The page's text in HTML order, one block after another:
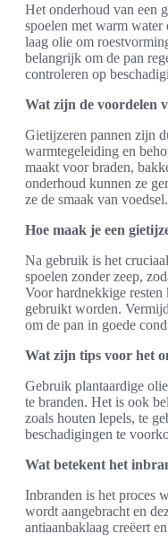
Het onderhoud van een
spoelen met warm water
laag olie om
belangrijk om de pan
controleren op
Wat zijn de voordelen
Gietijzeren pannen zijn
warmtegeleiding en
maakt voor braden,
onderhoud kunnen ze
ze de smaak van voedsel.
Hoe maak je een
Na gebruik is het
spoelen zonder zeep,
Voor hardnekkige resten
gebruikt worden.
om de pan in goede
Wat zijn tips voor het
Gebruik plantaardige
te branden. Het is ook
zoals houten lepels, te
beschadigingen te
Wat betekent het
Inbranden is het proces
wordt aangebracht en
antiaanbaklaag creëert